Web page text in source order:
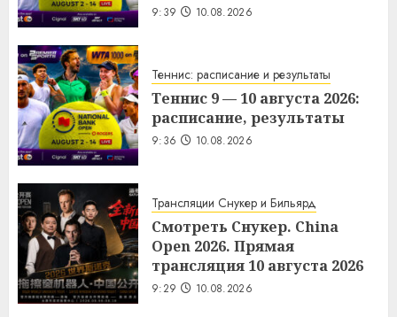
9:39 10.08.2026
Теннис: расписание и результаты
Теннис 9 — 10 августа 2026:
расписание, результаты
9:36 10.08.2026
Трансляции Снукер и Бильярд
Смотреть Снукер. China
Open 2026. Прямая
трансляция 10 августа 2026
9:29 10.08.2026